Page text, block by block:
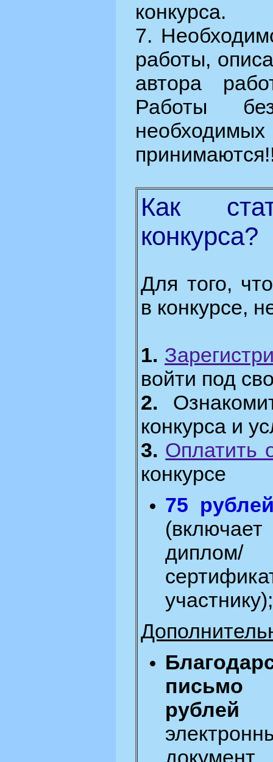
конкурса.
7.
работы,
автора
Работы
Как
конкурса?
Для того,
в конкурсе,
1.
войти под
2.
конкурса и
3. Оплатить
конкурсе
75
диплом/
участнику);
рублей